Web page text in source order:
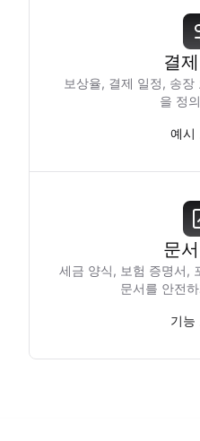
결
보상율, 결제 일정, 송
을 정
예시
문
세금 양식, 보험 증명서,
문서를 안전
기능